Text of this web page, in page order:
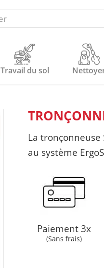
Travail du sol
La tronçonneuse
au système
Paiement 3x
(Sans frais)